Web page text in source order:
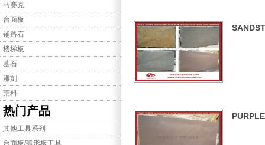
马赛克
台面板
铺路石
楼梯板
墓石
雕刻
荒料
热门产品
其他工具系列
台面板/弧形板工具